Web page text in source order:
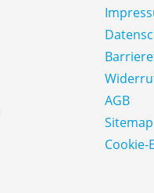
AGB
Sitemap
Cookie-